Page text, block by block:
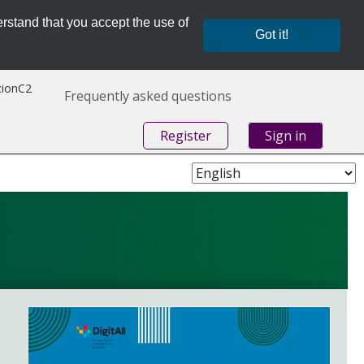
that you accept the use of
Got it!
Frequently asked questions
Register Sign in
Choose
Language